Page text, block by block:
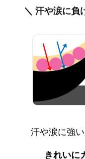
＼ 汗や涙に負
汗や涙に強
きれいに